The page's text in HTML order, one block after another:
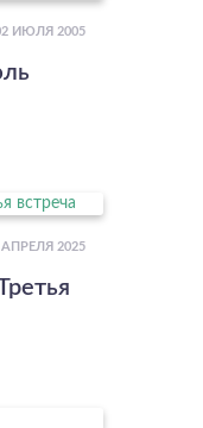
ИЮЛЯ 2005
АПРЕЛЯ 2025